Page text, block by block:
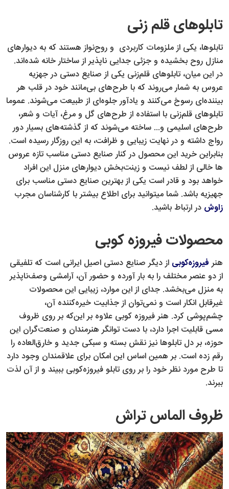
تابلوهای قلم‌ زنی
تابلوها، یکی از ملزومات کاربردی و روح‌نواز هستند که به دیوارهای
منازل روح بخشیده و جزئی جدایی ناپذیر از ساختار خانه شده‌اند.
در این میان، تابلوهای قلم‌زنی یکی از صنایع دستی در جهزیه
عروس به شمار می‌روند که با طرح‌های بی‌مانند خود در قلب هر
بیننده‌ای رسوخ می‌کنند و یادآور جلوه‌ای از طبیعت می‎‌شوند. عموما
تابلوهای قلم‌زنی با استفاده از طرح‌های گل و مرغ، آیات و شعر،
طرح‌های اسلیمی و... ساخته می‌شوند که از گذشته‌های بسیار دور
رواج داشته و در نهایت زیبایی و ظرافت، به این روزگار رسیده است.
بنابراین خرید این محصول در کنار صنایع دستی مناسب تازه عروس
ها خالی از لطف نیست و زینت‌بخش دیوارهای منزل این افراد
خواهد بود و قادر است یکی از بهترین صنایع دستی مناسب برای
جهیزیه باشد. شما میتوانید برای اطلاع بیشتر با کارشناسان مجرب
زاوش در ارتباط باشید.
محصولات فیروزه کوبی
هنرفیروزه‌کوبی از دیگر صنایع دستی اصیل ایرانی است که تلفیقی
از دو عنصر مختلف را به بار آورده و حضور آن، آرامشی وصف‌ناپذیر
به منزل می‌بخشد. جدای از این موارد، زیبایی این محصولات
غیرقابل انکار است و نمی‌توان از جذابیت خیره‌کننده آن،
چشم‌پوشی کرد. هنر فیروزه کوبی علاوه بر این‌که بر روی ظروف
مسی قابلیت اجرا دارد، با دست توانگر هنرمندان و صنعت‌گران این
حوزه، بر دل تابلوها نیز نقش بسته و سبکی جدید و خارق‌العاده را
رقم زده است. بر همین اساس این امکان برای علاقمندان وجود دارد
تا طرح مورد نظر خود را بر روی تابلو فیروزه‌کوبی ببیند و از آن لذت
ببرند.
ظروف الماس تراش